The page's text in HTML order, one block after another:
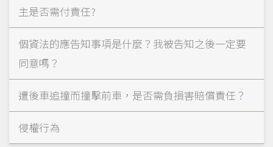
主是否需付責任?
個資法的應告知事項是什麼？我被告知之後一定要
同意嗎？
遭後車追撞而撞擊前車，是否需負損害賠償責任？
侵權行為